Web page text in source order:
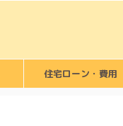
住宅ローン・費用